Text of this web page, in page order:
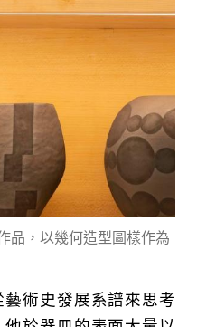
品，以幾何造型圖樣作為
術史發展系譜來思考